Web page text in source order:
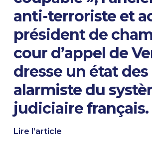
anti-terroriste et
président de
cour d’appel de
dresse un état
alarmiste du
judiciaire français.
Lire l’article